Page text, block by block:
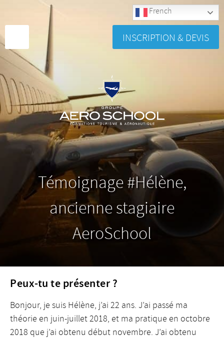
INSCRIPTION & DEVIS
Témoignage #Hélène,
ancienne stagiaire
AeroSchool
Peux-tu te présenter ?
Bonjour, je suis Hélène, j’ai 22 ans. J’ai passé ma
théorie en juin-juillet 2018, et ma pratique en octobre
2018 que j’ai obtenu début novembre. J’ai obtenu
French